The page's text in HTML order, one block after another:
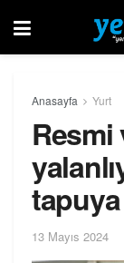
Anasayfa Yurt
Resmi
13 Mayıs 2024